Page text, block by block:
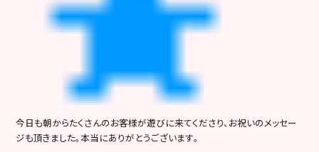
今日も朝からたくさんのお客様が遊びに来てくださり、お祝いのメッセー
ジも頂きました。本当にありがとうございます｡